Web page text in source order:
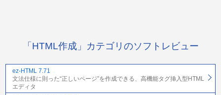
「HTML作成」カテゴリのソフトレビュー
ez-HTML 7.71
文法仕様に則った“正しいページ”を作成できる、高機能タグ挿入型HTML
エディタ